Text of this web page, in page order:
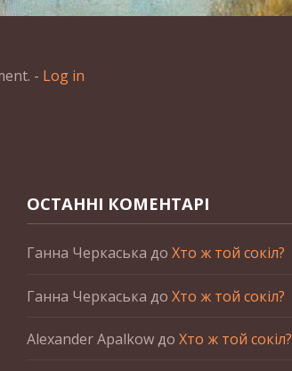
- Log in
ОСТАННІ КОМЕНТАРІ
Ганна Черкаська до Хто ж той сокіл?
Ганна Черкаська до Хто ж той сокіл?
Alexander Apalkowдо Хто ж той сокіл?